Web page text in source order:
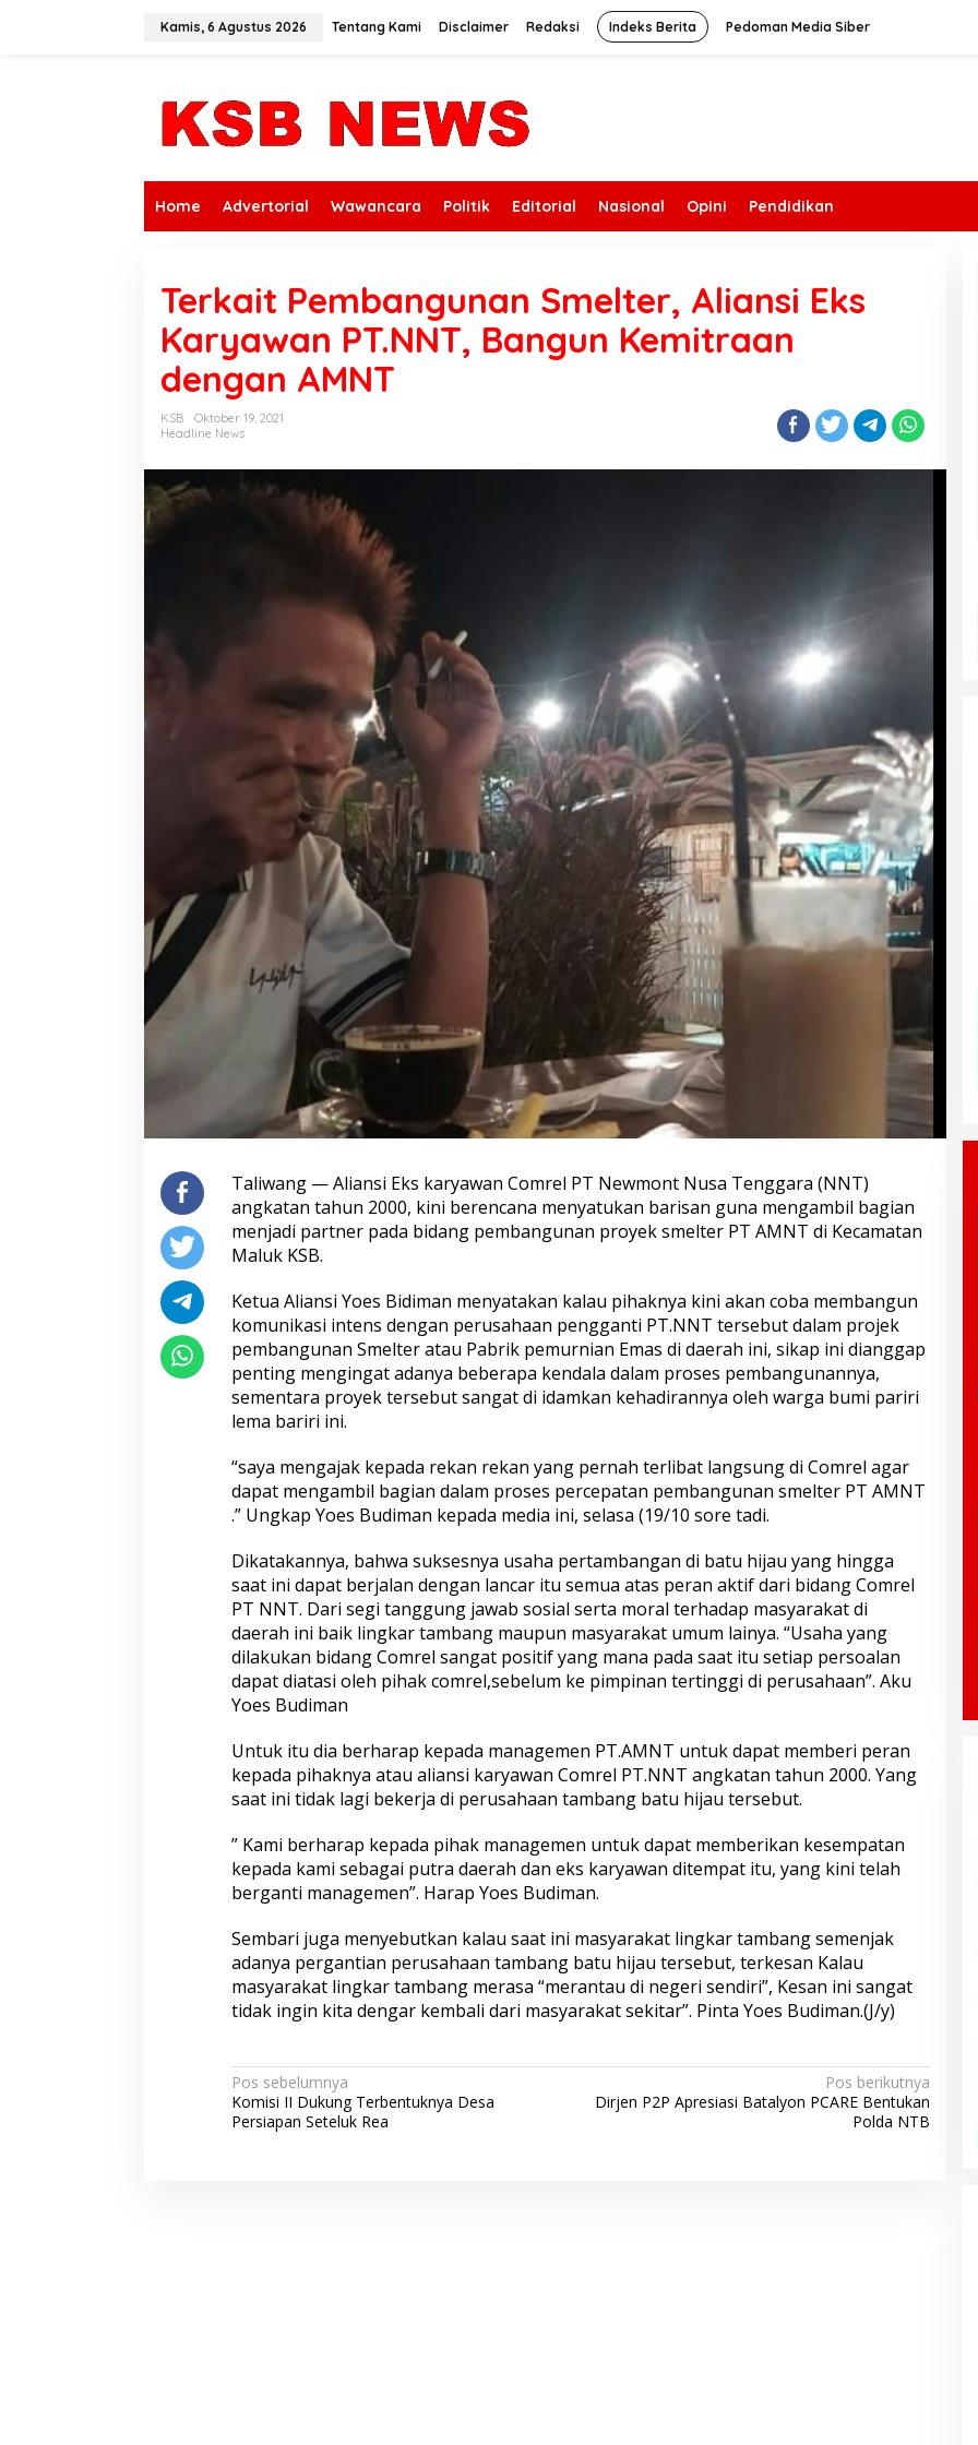
Kamis, 6 Agustus 2026 Tentang Kami Disclaimer Redaksi Indeks Berita Pedoman Media Siber
Home Advertorial Wawancara Politik Editorial Nasional Opini Pendidikan
Terkait Pembangunan Smelter, Aliansi Eks
Karyawan PT.NNT, Bangun Kemitraan
dengan AMNT
KSB
Oktober 19, 2021
Headline News
Taliwang — Aliansi Eks karyawan Comrel PT Newmont Nusa Tenggara (NNT)
angkatan tahun 2000, kini berencana menyatukan barisan guna mengambil bagian
menjadi partner pada bidang pembangunan proyek smelter PT AMNT di Kecamatan
Maluk KSB.
Ketua Aliansi Yoes Bidiman menyatakan kalau pihaknya kini akan coba membangun
komunikasi intens dengan perusahaan pengganti PT.NNT tersebut dalam projek
pembangunan Smelter atau Pabrik pemurnian Emas di daerah ini, sikap ini dianggap
penting mengingat adanya beberapa kendala dalam proses pembangunannya,
sementara proyek tersebut sangat di idamkan kehadirannya oleh warga bumi pariri
lema bariri ini.
“saya mengajak kepada rekan rekan yang pernah terlibat langsung di Comrel agar
dapat mengambil bagian dalam proses percepatan pembangunan smelter PT AMNT
.” Ungkap Yoes Budiman kepada media ini, selasa (19/10 sore tadi.
Dikatakannya, bahwa suksesnya usaha pertambangan di batu hijau yang hingga
saat ini dapat berjalan dengan lancar itu semua atas peran aktif dari bidang Comrel
PT NNT. Dari segi tanggung jawab sosial serta moral terhadap masyarakat di
daerah ini baik lingkar tambang maupun masyarakat umum lainya. “Usaha yang
dilakukan bidang Comrel sangat positif yang mana pada saat itu setiap persoalan
dapat diatasi oleh pihak comrel,sebelum ke pimpinan tertinggi di perusahaan”. Aku
Yoes Budiman
Untuk itu dia berharap kepada managemen PT.AMNT untuk dapat memberi peran
kepada pihaknya atau aliansi karyawan Comrel PT.NNT angkatan tahun 2000. Yang
saat ini tidak lagi bekerja di perusahaan tambang batu hijau tersebut.
” Kami berharap kepada pihak managemen untuk dapat memberikan kesempatan
kepada kami sebagai putra daerah dan eks karyawan ditempat itu, yang kini telah
berganti managemen”. Harap Yoes Budiman.
Sembari juga menyebutkan kalau saat ini masyarakat lingkar tambang semenjak
adanya pergantian perusahaan tambang batu hijau tersebut, terkesan Kalau
masyarakat lingkar tambang merasa “merantau di negeri sendiri”, Kesan ini sangat
tidak ingin kita dengar kembali dari masyarakat sekitar”. Pinta Yoes Budiman.(J/y)
N
a
Pos sebelumnya
Komisi II Dukung Terbentuknya Desa
Persiapan Seteluk Rea
Pos berikutnya
Dirjen P2P Apresiasi Batalyon PCARE Bentukan
Polda NTB